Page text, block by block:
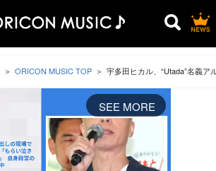
ORICON MUSIC TOP 宇多田ヒカル、“Utada”名義
SEE MORE